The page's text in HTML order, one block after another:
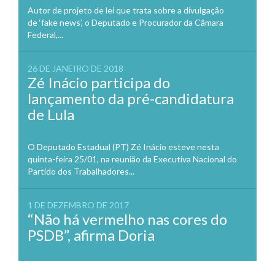
Autor de projeto de lei que trata sobre a divulgação
de ‘fake news’, o Deputado e Procurador da Câmara
Federal,...
26 DE JANEIRO DE 2018
Zé Inácio participa do
lançamento da pré-candidatura
de Lula
O Deputado Estadual (PT) Zé Inácio esteve nesta
quinta-feira 25/01, na reunião da Executiva Nacional do
Partido dos Trabalhadores...
1 DE DEZEMBRO DE 2017
“Não há vermelho nas cores do
PSDB”, afirma Doria